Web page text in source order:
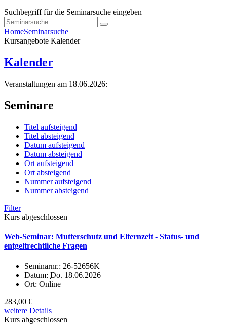
Suchbegriff für die Seminarsuche eingeben
HomeSeminarsuche
Kursangebote Kalender
Kalender
Veranstaltungen am 18.06.2026:
Seminare
Titel aufsteigend
Titel absteigend
Datum aufsteigend
Datum absteigend
Ort aufsteigend
Ort absteigend
Nummer aufsteigend
Nummer absteigend
Filter
Kurs abgeschlossen
Web-Seminar: Mutterschutz und Elternzeit - Status- und
entgeltrechtliche Fragen
Seminarnr.: 26-52656K
Datum: Do. 18.06.2026
Ort: Online
283,00 €
weitere Details
Kurs abgeschlossen